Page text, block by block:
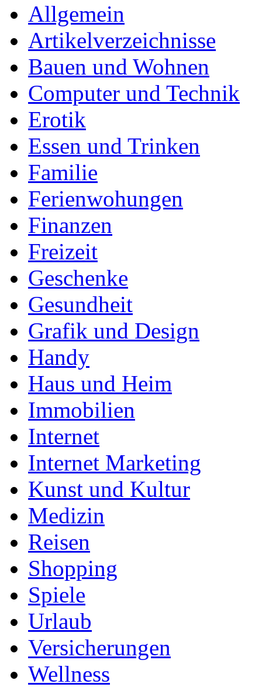
Allgemein
Artikelverzeichnisse
Bauen und Wohnen
Computer und Technik
Erotik
Essen und Trinken
Familie
Ferienwohungen
Finanzen
Freizeit
Geschenke
Gesundheit
Grafik und Design
Handy
Haus und Heim
Immobilien
Internet
Internet Marketing
Kunst und Kultur
Medizin
Reisen
Shopping
Spiele
Urlaub
Versicherungen
Wellness